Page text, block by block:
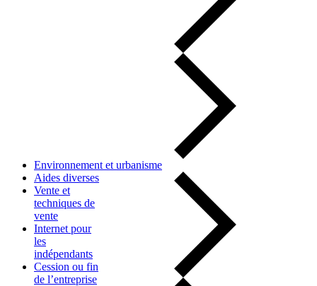
Environnement et urbanisme
Aides diverses
Vente et
techniques de
vente
Internet pour
les
indépendants
Cession ou fin
de l’entreprise